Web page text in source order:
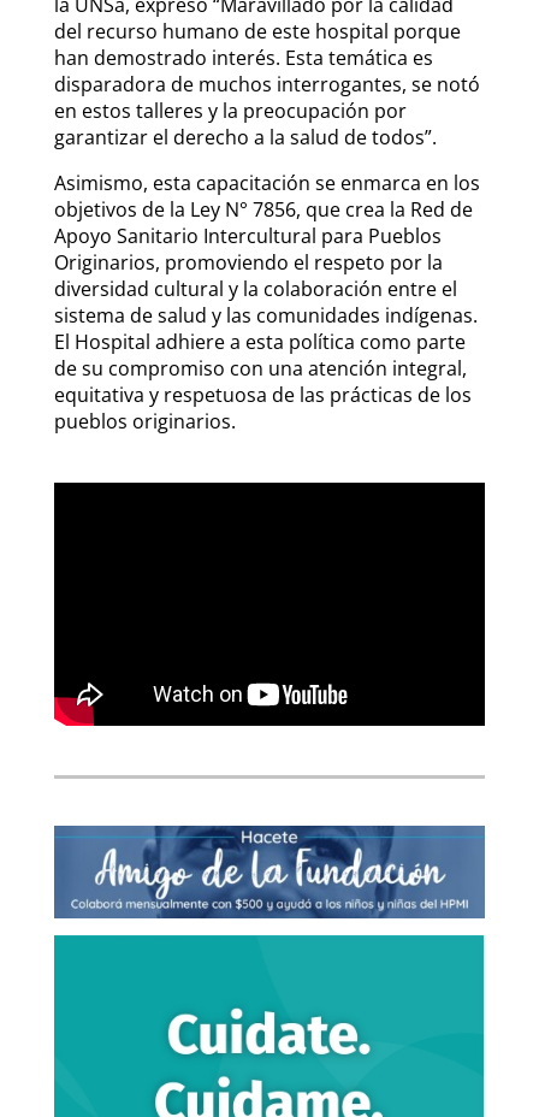
del recurso humano de este hospital porque
han demostrado interés. Esta temática es
disparadora de muchos interrogantes, se notó
en estos talleres y la preocupación por
garantizar el derecho a la salud de todos”.
Asimismo, esta capacitación se enmarca en los
objetivos de la Ley N° 7856, que crea la Red de
Apoyo Sanitario Intercultural para Pueblos
Originarios, promoviendo el respeto por la
diversidad cultural y la colaboración entre el
sistema de salud y las comunidades indígenas.
El Hospital adhiere a esta política como parte
de su compromiso con una atención integral,
equitativa y respetuosa de las prácticas de los
pueblos originarios.